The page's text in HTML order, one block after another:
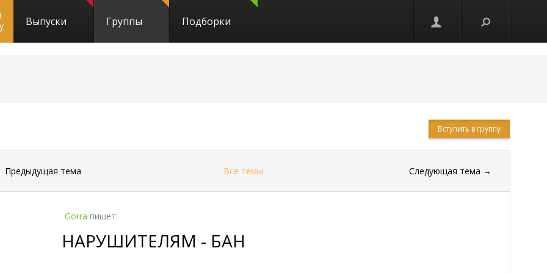
Выпуски Группы Подборки
Вступить в группу
Предыдущая тема Все темы Следующая тема →
Gorra пишет:
НАРУШИТЕЛЯМ - БАН